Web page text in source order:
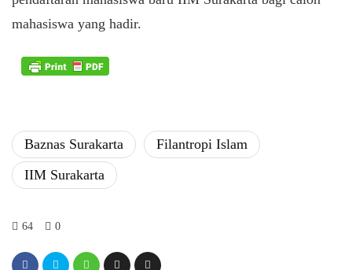
mahasiswa yang hadir.
Baznas Surakarta
Filantropi Islam
IIM Surakarta
64 0